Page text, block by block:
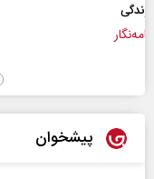
پیشخوان